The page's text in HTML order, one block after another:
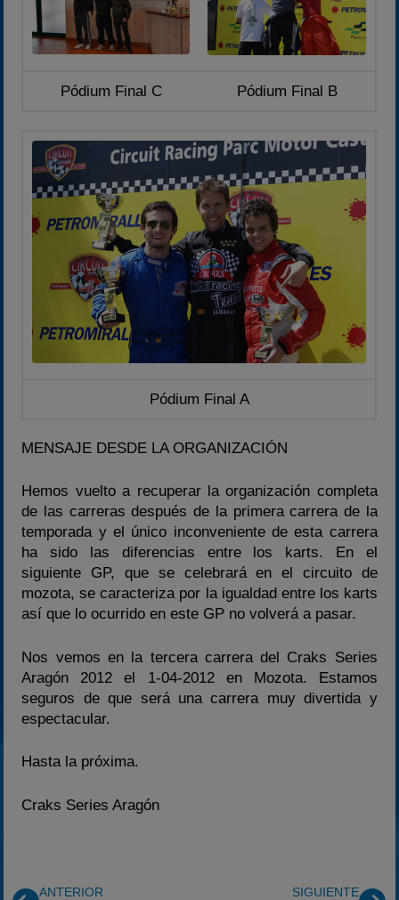
Pódium Final C Pódium Final B
Pódium Final A
MENSAJE DESDE LA ORGANIZACIÓN
Hemos vuelto a recuperar la organización completa
de las carreras después de la primera carrera de la
temporada y el único inconveniente de esta carrera
ha sido las diferencias entre los karts. En el
siguiente GP, que se celebrará en el circuito de
mozota, se caracteriza por la igualdad entre los karts
así que lo ocurrido en este GP no volverá a pasar.
Nos vemos en la tercera carrera del Craks Series
Aragón 2012 el 1-04-2012 en Mozota. Estamos
seguros de que será una carrera muy divertida y
espectacular.
Hasta la próxima.
Craks Series Aragón
ANTERIOR SIGUIENTE